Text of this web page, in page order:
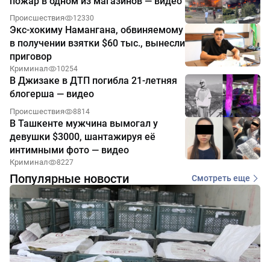
Происшествия 12330
Экс-хокиму Намангана, обвиняемому
в получении взятки $60 тыс., вынесли
приговор
Криминал 10254
В Джизаке в ДТП погибла 21-летняя
блогерша — видео
Происшествия 8814
В Ташкенте мужчина вымогал у
девушки $3000, шантажируя её
интимными фото — видео
Криминал 8227
Популярные новости Смотреть еще